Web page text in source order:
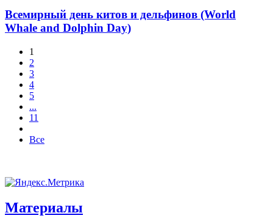
Всемирный день китов и дельфинов (World
Whale and Dolphin Day)
1
2
3
4
5
...
11
Все
Материалы